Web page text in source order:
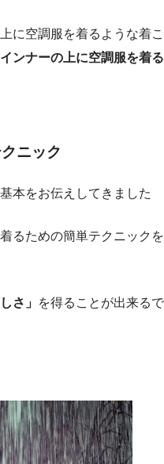
に空調服を着るような着こ
ンナーの上に空調服を着る
ニック
本をお伝えしてきました
るための簡単テクニックを
さ」 を得ることが出来るで